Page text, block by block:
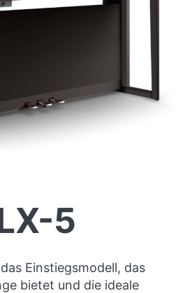
5
Einstiegsmodell, das
bietet und die ideale